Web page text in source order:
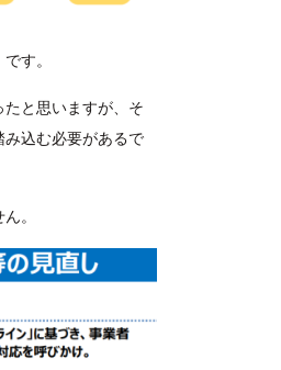
です。
と思いますが、そ
込む必要があるで
。